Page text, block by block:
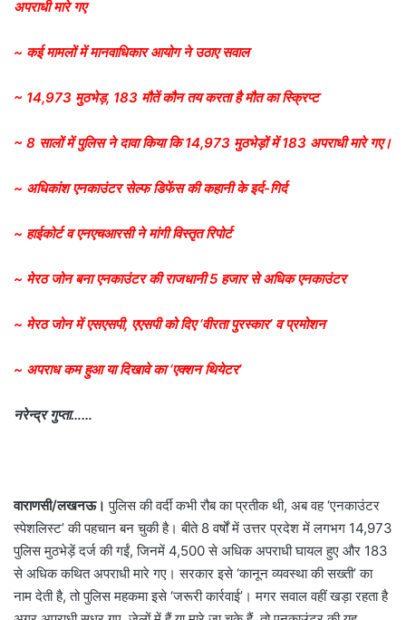
अपराधी मारे गए
~ कई मामलों में मानवाधिकार आयोग ने उठाए सवाल
~ 14,973 मुठभेड़, 183 मौतें कौन तय करता है मौत का स्क्रिप्ट
~ 8 सालों में पुलिस ने दावा किया कि 14,973 मुठभेड़ों में 183 अपराधी मारे गए।
~ अधिकांश एनकाउंटर सेल्फ डिफेंस की कहानी के इर्द-गिर्द
~ हाईकोर्ट व एनएचआरसी ने मांगी विस्तृत रिपोर्ट
~ मेरठ जोन बना एनकाउंटर की राजधानी 5 हजार से अधिक एनकाउंटर
~ मेरठ जोन में एसएसपी, एएसपी को दिए ‘वीरता पुरस्कार’ व प्रमोशन
~ अपराध कम हुआ या दिखावे का ‘एक्शन थियेटर’
नरेन्द्र गुप्ता……
वाराणसी/लखनऊ। पुलिस की वर्दी कभी रौब का प्रतीक थी, अब वह ‘एनकाउंटर
स्पेशलिस्ट’ की पहचान बन चुकी है। बीते 8 वर्षों में उत्तर प्रदेश में लगभग 14,973
पुलिस मुठभेड़ें दर्ज की गईं, जिनमें 4,500 से अधिक अपराधी घायल हुए और 183
से अधिक कथित अपराधी मारे गए। सरकार इसे ‘कानून व्यवस्था की सख्ती’ का
नाम देती है, तो पुलिस महकमा इसे ‘जरूरी कार्रवाई’। मगर सवाल वहीं खड़ा रहता है